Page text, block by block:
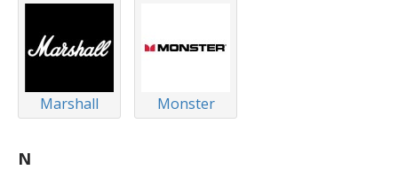
Marshall Monster
N